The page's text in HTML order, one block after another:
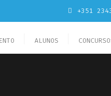
+351
ALUNOS